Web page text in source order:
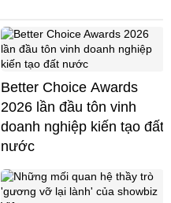
Better Choice Awards
2026 lần đầu tôn vinh
doanh nghiệp kiến tạo đất
nước